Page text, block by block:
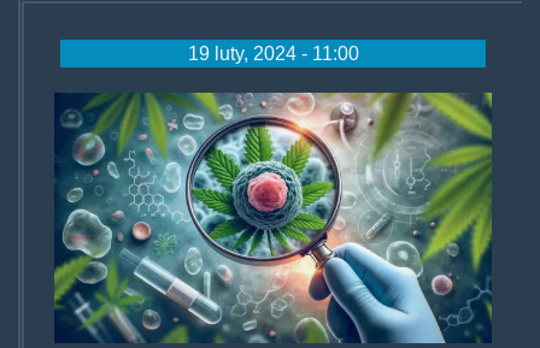
19 luty, 2024 - 11:00
konopie-
leczenie-
czerniaka-
przelomowe-
badania-
600x343.jpg.jpg